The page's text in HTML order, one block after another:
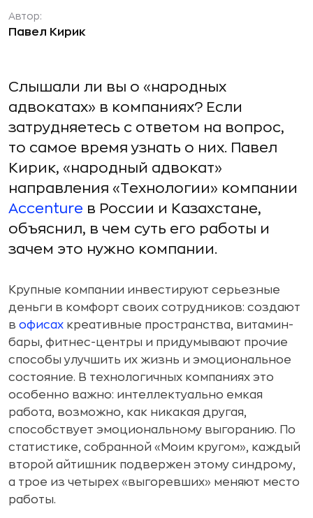
Автор:
Павел Кирик
Слышали ли вы о «народных
адвокатах» в компаниях? Если
затрудняетесь с ответом на вопрос,
то самое время узнать о них. Павел
Кирик, «народный адвокат»
направления «Технологии» компании
Accenture в России и Казахстане,
объяснил, в чем суть его работы и
зачем это нужно компании.
Крупные компании инвестируют серьезные
деньги в комфорт своих сотрудников: создают
в офисах креативные пространства, витамин-
бары, фитнес-центры и придумывают прочие
способы улучшить их жизнь и эмоциональное
состояние. В технологичных компаниях это
особенно важно: интеллектуально емкая
работа, возможно, как никакая другая,
способствует эмоциональному выгоранию. По
статистике, собранной «Моим кругом», каждый
второй айтишник подвержен этому синдрому,
а трое из четырех «выгоревших» меняют место
работы.